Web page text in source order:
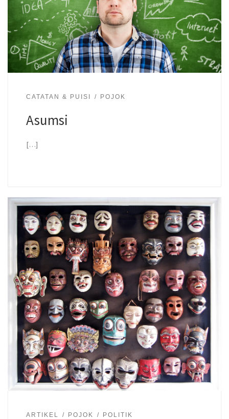
CATATAN & PUISI POJOK
Asumsi
[…]
ARTIKEL POJOK POLITIK